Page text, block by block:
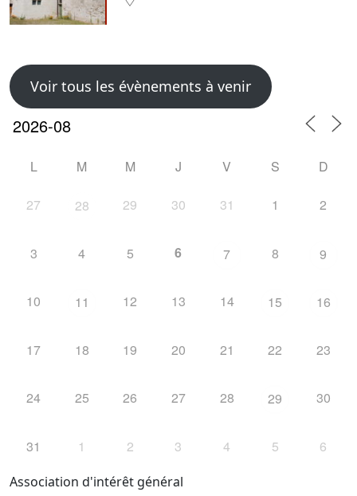
Voir tous les évènements à venir
L M M J V S D
27 28 29 30 31 1 2
3 4 5 6 7 8 9
10 11 12 13 14 15 16
17 18 19 20 21 22 23
24 25 26 27 28 29 30
31 1 2 3 4 5 6
Association d'intérêt général